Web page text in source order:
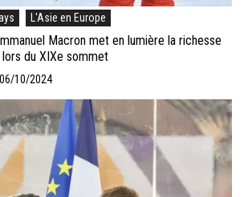
L'Asie en Europe
Macron met en lumière la richesse
du XIXe sommet
10/2024